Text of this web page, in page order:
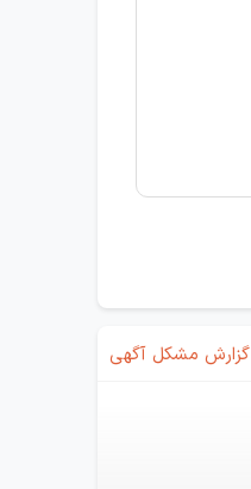
گزارش مشکل آگهی